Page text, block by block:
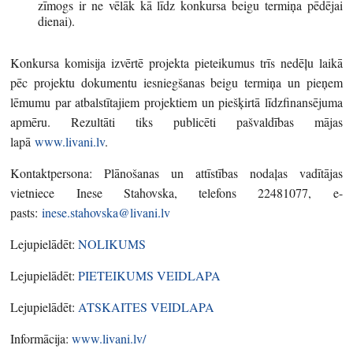
zīmogs ir ne vēlāk kā līdz konkursa beigu termiņa pēdējai
dienai).
Konkursa komisija izvērtē projekta pieteikumus trīs nedēļu laikā
pēc projektu dokumentu iesniegšanas beigu termiņa un pieņem
lēmumu par atbalstītajiem projektiem un piešķirtā līdzfinansējuma
apmēru. Rezultāti tiks publicēti pašvaldības mājas
lapāwww.livani.lv.
Kontaktpersona: Plānošanas un attīstības nodaļas vadītājas
vietniece Inese Stahovska, telefons 22481077, e-
pasts:inese.stahovska@livani.lv
Lejupielādēt:NOLIKUMS
Lejupielādēt:PIETEIKUMS VEIDLAPA
Lejupielādēt:ATSKAITES VEIDLAPA
Informācija:www.livani.lv/